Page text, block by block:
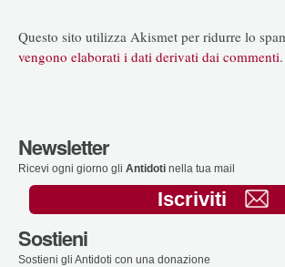
Questo sito utilizza Akismet per ridurre lo
vengono elaborati i dati derivati dai commenti.
Newsletter
Ricevi ogni giorno gli Antidoti nella tua mail
Iscriviti
Sostieni
Sostieni gli Antidoti con una donazione